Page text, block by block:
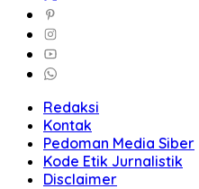
Redaksi
Kontak
Pedoman Media Siber
Kode Etik Jurnalistik
Disclaimer